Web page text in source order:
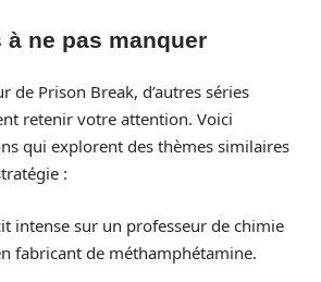
ne pas manquer
de Prison Break, d’autres séries
retenir votre attention. Voici
qui explorent des thèmes similaires
:
intense sur un professeur de chimie
fabricant de méthamphétamine.